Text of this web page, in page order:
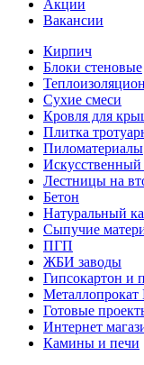
Акции
Вакансии
Кирпич
Блоки стеновые
Сухие смеси
Кровля для
Плитка
Пиломатериалы
Искусственный
Лестницы на
Бетон
Натуральный
Сыпучие
ПГП
ЖБИ заводы
Гипсокартон и
Металлопрокат
Готовые
Интернет
Камины и печи